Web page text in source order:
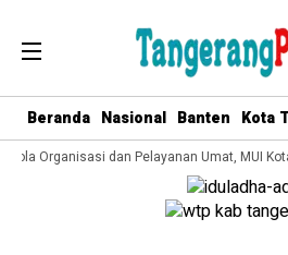
Beranda Nasional Banten Kota
Organisasi dan Pelayanan Umat, MUI